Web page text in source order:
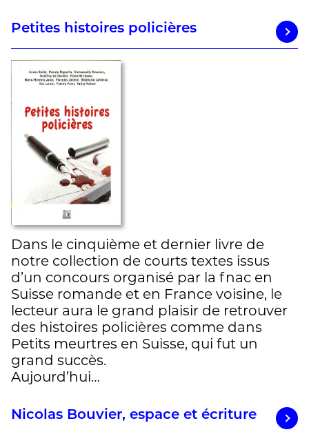
Petites histoires policières
Dans le cinquième et dernier livre de
notre collection de courts textes issus
d’un concours organisé par la fnac en
Suisse romande et en France voisine, le
lecteur aura le grand plaisir de retrouver
des histoires policières comme dans
Petits meurtres en Suisse, qui fut un
grand succès.
Aujourd’hui…
Nicolas Bouvier, espace et écriture